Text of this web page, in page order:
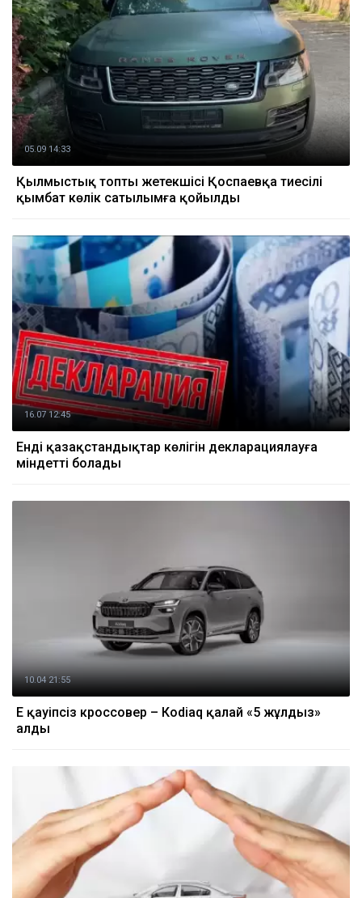
05.09 14:33
Қылмыстық топтың жетекшісі Қоспаевқа тиесілі
қымбат көлік сатылымға қойылды
16.07 12:45
Енді қазақстандықтар көлігін декларациялауға
міндетті болады
10.04 21:55
Ең қауіпсіз кроссовер – Кodiaq қалай «5 жұлдыз»
алды